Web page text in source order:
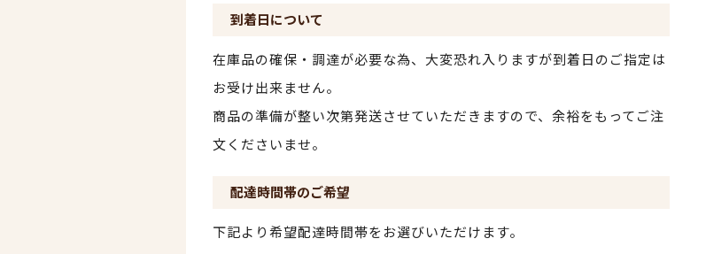
到着日について
在庫品の確保・調達が必要な為、大変恐れ入りますが到着日のご指定は
お受け出来ません。
商品の準備が整い次第発送させていただきますので、余裕をもってご注
文くださいませ。
配達時間帯のご希望
下記より希望配達時間帯をお選びいただけます。